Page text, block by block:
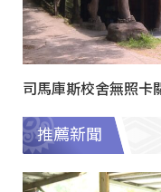
司馬庫斯校舍無照卡
推薦新聞